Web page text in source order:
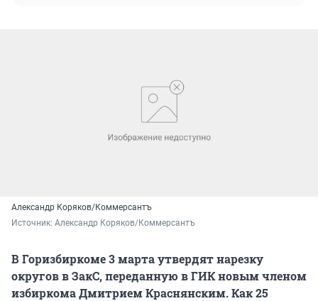
Александр Коряков/Коммерсантъ
Источник: Александр Коряков/Коммерсантъ
В Горизбиркоме 3 марта утвердят нарезку
округов в ЗакС, переданную в ГИК новым членом
избиркома Дмитрием Краснянским. Как 25